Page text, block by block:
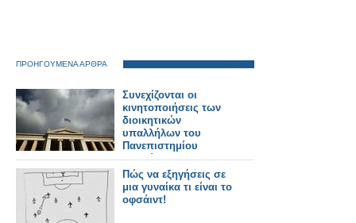
ΠΡΟΗΓΟΥΜΕΝΑ ΑΡΘΡΑ
Συνεχίζονται οι
κινητοποιήσεις των
διοικητικών
υπαλλήλων του
Πανεπιστημίου
Αθηνών
Πώς να εξηγήσεις σε
μια γυναίκα τι είναι το
οφσάιντ!